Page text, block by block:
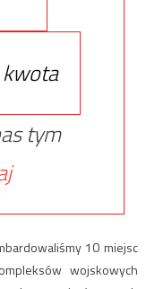
tym
10 miejsc
wojskowych